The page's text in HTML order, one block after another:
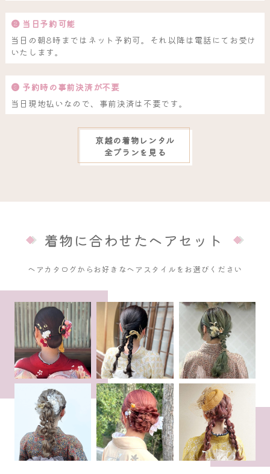
❷ 当日予約可能
当日の朝8時まではネット予約可。それ以降は電話にてお受け
いたします。
❸ 予約時の事前決済が不要
当日現地払いなので、事前決済は不要です。
京越の着物レンタル
全プランを見る
着物に合わせたヘアセット
ヘアカタログからお好きなヘアスタイルをお選びください